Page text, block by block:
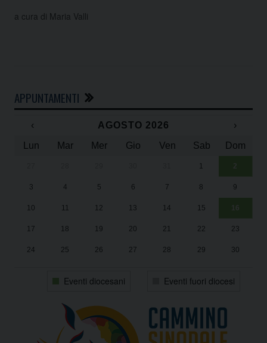
a cura di Maria Valli
APPUNTAMENTI
‹ AGOSTO 2026
›
Lun
Mar Mer Gio Ven Sab Dom
1 2
3 4 5 6 7 8 9
10 11 12 13 14 15 16
17 18 19 20 21 22 23
24 25 26 27 28 29 30
Eventi diocesani Eventi fuori diocesi